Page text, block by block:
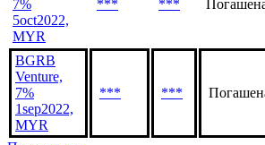
7%
5oct2022,
MYR
*** ***
BGRB
Venture,
7%
1sep2022,
MYR
*** ***